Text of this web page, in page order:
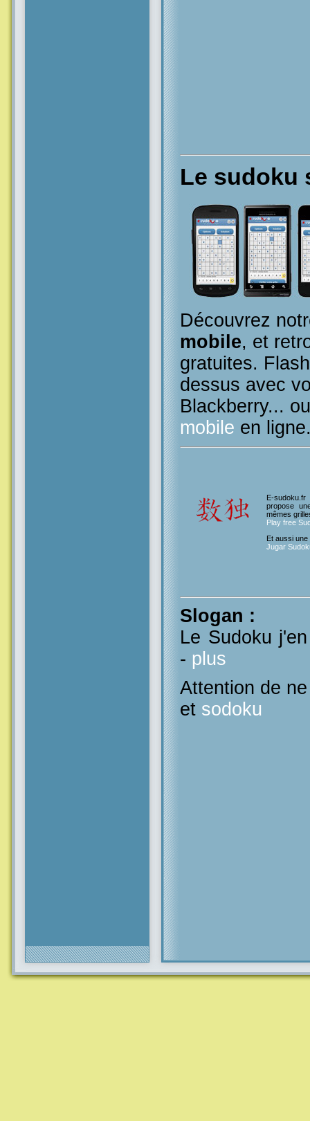
Le sudoku
Découvrez
mobile, et
gratuites.
dessus avec
Blackberry...
mobile en
E-
propose
mêmes
Play free
Et aussi
Jugar
Slogan :
Le Sudoku
- plus
Attention de
et sodoku